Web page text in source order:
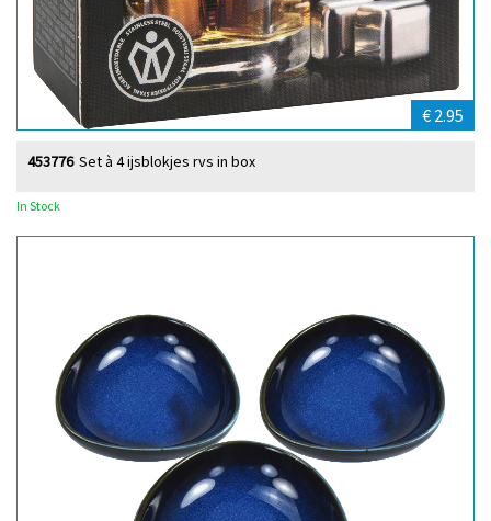
€ 2.95
Set à 4 ijsblokjes rvs in box
453776
In Stock